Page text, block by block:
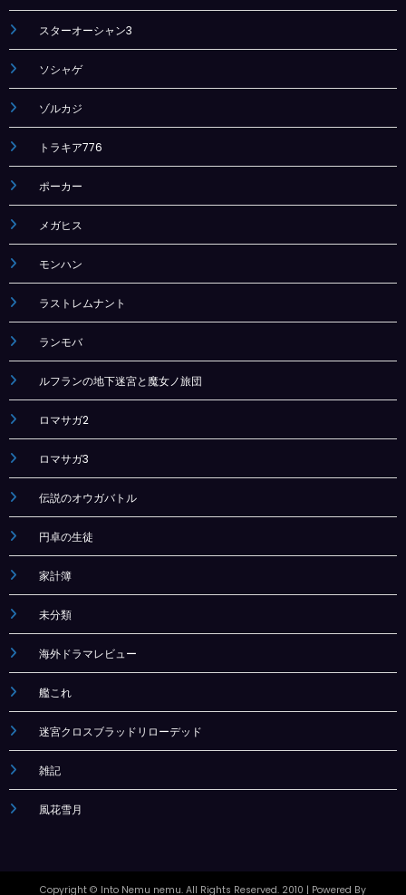
スターオーシャン3
ソシャゲ
ゾルカジ
トラキア776
ポーカー
メガヒス
モンハン
ラストレムナント
ランモバ
ルフランの地下迷宮と魔女ノ旅団
ロマサガ2
ロマサガ3
伝説のオウガバトル
円卓の生徒
家計簿
未分類
海外ドラマレビュー
艦これ
迷宮クロスブラッドリローデッド
雑記
風花雪月
Copyright © Into Nemu nemu. All Rights Reserved. 2010 | Powered By